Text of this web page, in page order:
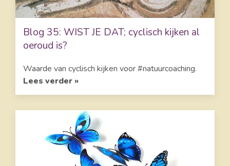
Blog 35: WIST JE DAT; cyclisch kijken al
oeroud is?
Waarde van cyclisch kijken voor #natuurcoaching.
Lees verder »